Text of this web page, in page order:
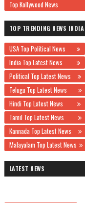
Top Kollywood News
TOP TRENDING NEWS INDIA
USA Top Political News
India Top Latest News
Political Top Latest News
Telugu Top Latest News
Hindi Top Latest News
Tamil Top Latest News
Kannada Top Latest News
Malayalam Top Latest News
LATEST NEWS